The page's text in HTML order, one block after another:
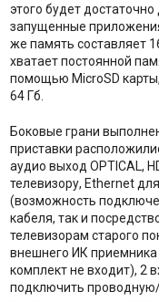
этого будет
запущенные
же память составляет
хватает постоянной
помощью MicroSD
64 Гб.
Боковые грани
приставки
аудио выход OPTICAL,
телевизору, Ethernet
(возможность
кабеля, так и
телевизорам старого
внешнего ИК приемника
комплект не входит), 2
подключить